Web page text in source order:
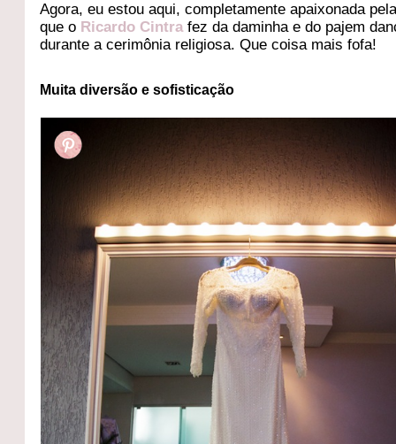
Agora, eu estou aqui, completamente apaixonada
que o Ricardo Cintrafez da daminha e do pajem
durante a cerimônia religiosa. Que coisa mais fofa!
Muita diversão e sofisticação